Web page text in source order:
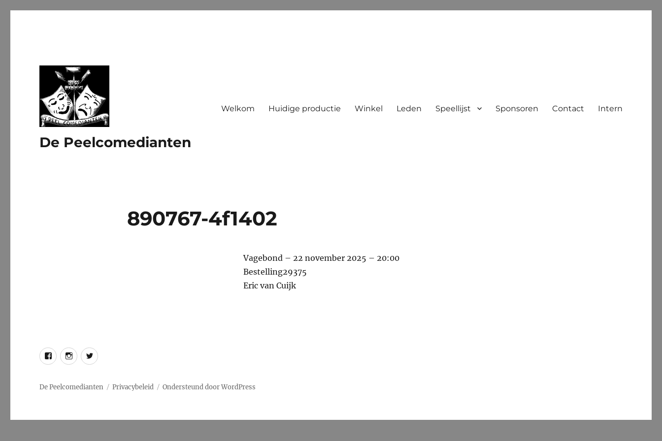
De Peelcomedianten
Welkom Huidige productie Winkel Leden Speellijst Sponsoren Contact Intern
890767-4f1402
Vagebond – 22 november 2025 – 20:00
Bestelling29375
Eric van Cuijk
FacebookInstagram
Twitter
De Peelcomedianten Privacybeleid Ondersteund door WordPress